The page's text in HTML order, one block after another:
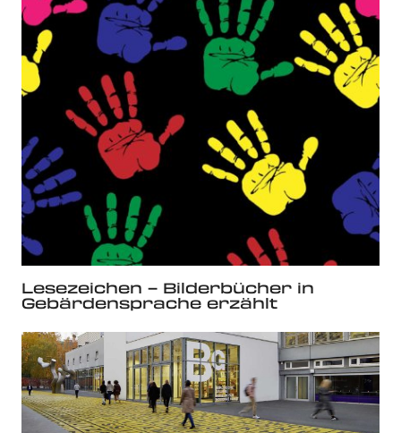
Lesezeichen – Bilderbücher in
Gebärdensprache erzählt